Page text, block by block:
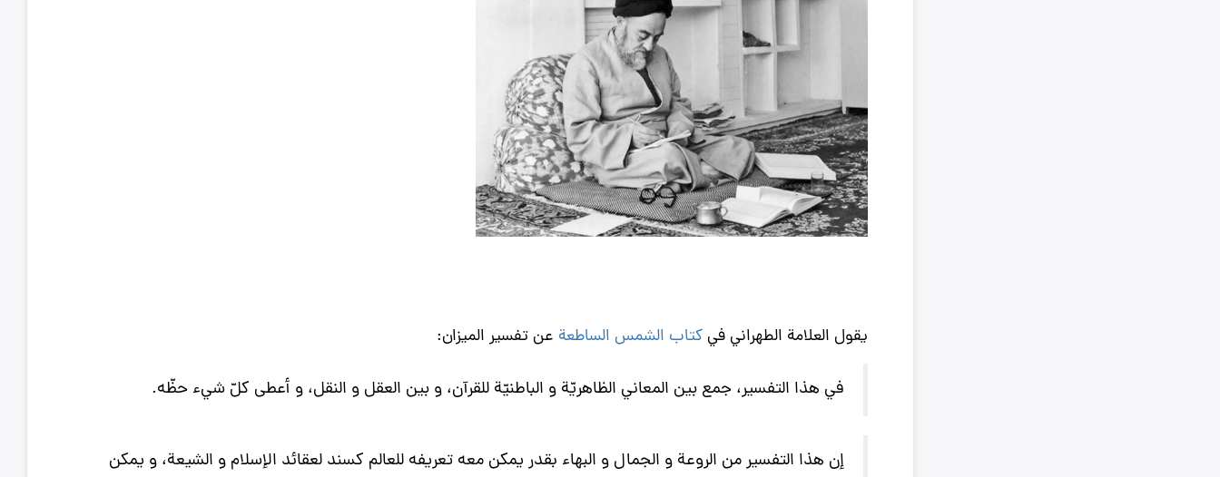
يقول العلامة الطهراني في كتاب الشمس الساطعة عن تفسير الميزان:
في هذا التفسير، جمع بين المعاني الظاهريّة و الباطنيّة للقرآن، و بين العقل و النقل، و أعطى كلّ شيء حظّه.
إن هذا التفسير من الروعة و الجمال و البهاء بقدر يمكن معه تعريفه للعالم كسند لعقائد الإسلام و الشيعة، و يمكن